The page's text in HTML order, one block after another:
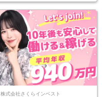
株式会社さくらインベスト